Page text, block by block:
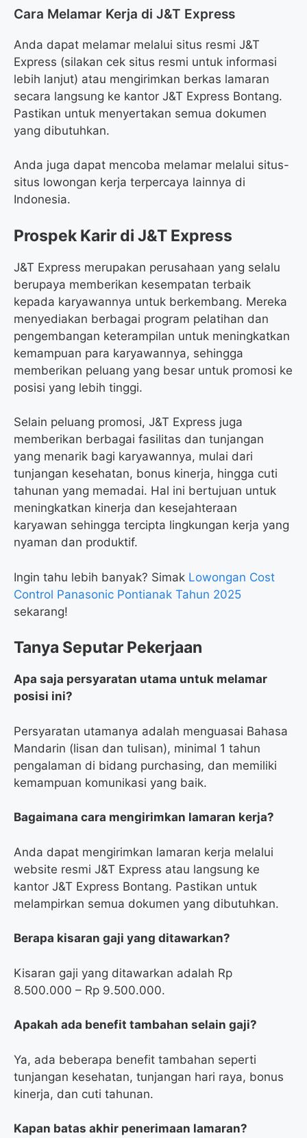
Cara Melamar Kerja di J&T Express
Anda dapat melamar melalui situs resmi J&T
Express (silakan cek situs resmi untuk informasi
lebih lanjut) atau mengirimkan berkas lamaran
secara langsung ke kantor J&T Express Bontang.
Pastikan untuk menyertakan semua dokumen
yang dibutuhkan.
Anda juga dapat mencoba melamar melalui situs-
situs lowongan kerja terpercaya lainnya di
Indonesia.
Prospek Karir di J&T Express
J&T Express merupakan perusahaan yang selalu
berupaya memberikan kesempatan terbaik
kepada karyawannya untuk berkembang. Mereka
menyediakan berbagai program pelatihan dan
pengembangan keterampilan untuk meningkatkan
kemampuan para karyawannya, sehingga
memberikan peluang yang besar untuk promosi ke
posisi yang lebih tinggi.
Selain peluang promosi, J&T Express juga
memberikan berbagai fasilitas dan tunjangan
yang menarik bagi karyawannya, mulai dari
tunjangan kesehatan, bonus kinerja, hingga cuti
tahunan yang memadai. Hal ini bertujuan untuk
meningkatkan kinerja dan kesejahteraan
karyawan sehingga tercipta lingkungan kerja yang
nyaman dan produktif.
Ingin tahu lebih banyak? Simak Lowongan Cost
Control Panasonic Pontianak Tahun 2025
sekarang!
Tanya Seputar Pekerjaan
Apa saja persyaratan utama untuk melamar
posisi ini?
Persyaratan utamanya adalah menguasai Bahasa
Mandarin (lisan dan tulisan), minimal 1 tahun
pengalaman di bidang purchasing, dan memiliki
kemampuan komunikasi yang baik.
Bagaimana cara mengirimkan lamaran kerja?
Anda dapat mengirimkan lamaran kerja melalui
website resmi J&T Express atau langsung ke
kantor J&T Express Bontang. Pastikan untuk
melampirkan semua dokumen yang dibutuhkan.
Berapa kisaran gaji yang ditawarkan?
Kisaran gaji yang ditawarkan adalah Rp
8.500.000 – Rp 9.500.000.
Apakah ada benefit tambahan selain gaji?
Ya, ada beberapa benefit tambahan seperti
tunjangan kesehatan, tunjangan hari raya, bonus
kinerja, dan cuti tahunan.
Kapan batas akhir penerimaan lamaran?